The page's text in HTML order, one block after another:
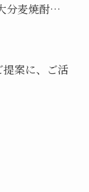
分麦焼酎…
案に、ご活